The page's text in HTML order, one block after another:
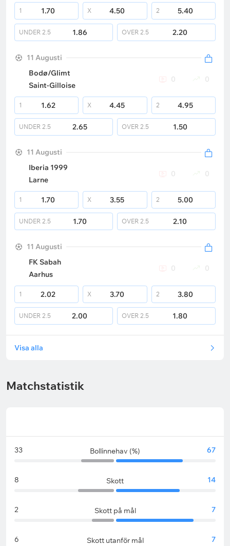
1 1.70 X 4.50 2 5.40
UNDER 2.5 1.86 OVER 2.5 2.20
11 Augusti
Bodø/Glimt
Saint-Gilloise
0 0
1 1.62 X 4.45 2 4.95
UNDER 2.5 2.65 OVER 2.5 1.50
11 Augusti
Iberia 1999
Larne
0 0
1 1.70 X 3.55 2 5.00
UNDER 2.5 1.70 OVER 2.5 2.10
11 Augusti
FK Sabah
Aarhus
0 0
1 2.02 X 3.70 2 3.80
UNDER 2.5 2.00 OVER 2.5 1.80
Visa alla
Matchstatistik
33 Bollinnehav (%) 67
8 Skott 14
2 Skott på mål 7
6 Skott utanför mål 7